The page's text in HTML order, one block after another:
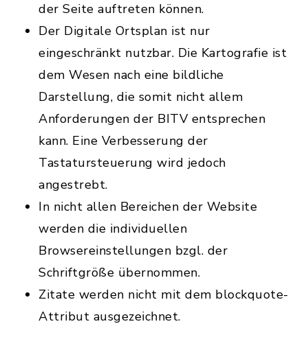
der Seite auftreten können.
Der Digitale Ortsplan ist nur
eingeschränkt nutzbar. Die Kartografie ist
dem Wesen nach eine bildliche
Darstellung, die somit nicht allem
Anforderungen der BITV entsprechen
kann. Eine Verbesserung der
Tastatursteuerung wird jedoch
angestrebt.
In nicht allen Bereichen der Website
werden die individuellen
Browsereinstellungen bzgl. der
Schriftgröße übernommen.
Zitate werden nicht mit dem blockquote-
Attribut ausgezeichnet.